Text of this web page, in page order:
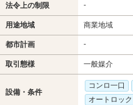
法令上の制限 -
用途地域 商業地域
都市計画 -
取引態様 一般媒介
設備・条件
コンロ一口
オートロック